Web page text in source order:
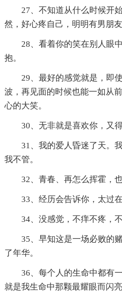
27、不知道从什么时候开
然，好心疼自己，明明有男朋
28、看着你的笑在别人眼
抱。
29、最好的感觉就是，即
波，再见面的时候也能一如从
心的大笑。
30、无非就是喜欢你，又
31、我的爱人昏迷了天。
我不管。
32、青春、再怎么挥霍，
33、经历会告诉你，太过
34、没感觉，不痒不疼，不
35、早知这是一场必败的
了年华。
36、每个人的生命中都有
就是我生命中那颗最耀眼而闪亮